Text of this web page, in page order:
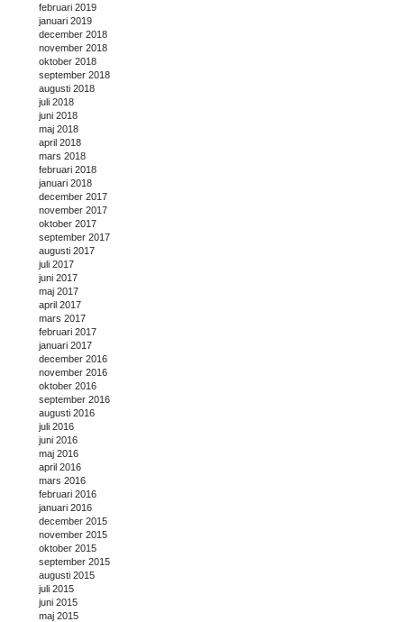
februari 2019
januari 2019
december 2018
november 2018
oktober 2018
september 2018
augusti 2018
juli 2018
juni 2018
maj 2018
april 2018
mars 2018
februari 2018
januari 2018
december 2017
november 2017
oktober 2017
september 2017
augusti 2017
juli 2017
juni 2017
maj 2017
april 2017
mars 2017
februari 2017
januari 2017
december 2016
november 2016
oktober 2016
september 2016
augusti 2016
juli 2016
juni 2016
maj 2016
april 2016
mars 2016
februari 2016
januari 2016
december 2015
november 2015
oktober 2015
september 2015
augusti 2015
juli 2015
juni 2015
maj 2015